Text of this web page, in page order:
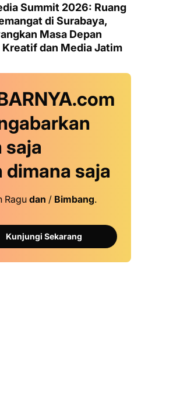
Summit 2026: Ruang
di Surabaya,
Masa Depan
Kreatif dan Media Jatim
saja
dimana saja
Ragu dan / Bimbang.
Kunjungi Sekarang